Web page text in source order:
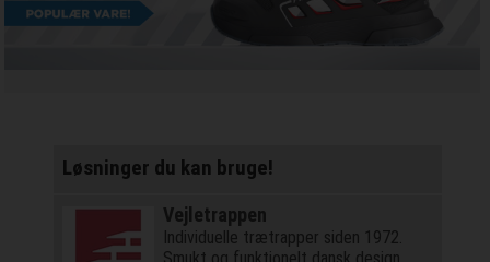
Løsninger du kan bruge!
Vejletrappen
Individuelle trætrapper siden 1972.